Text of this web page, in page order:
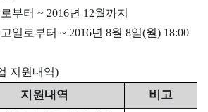
부터 ~ 2016년 12월까지
일로부터 ~ 2016년 8월 8일(월) 18:00
지원내역)
지원내역 비고